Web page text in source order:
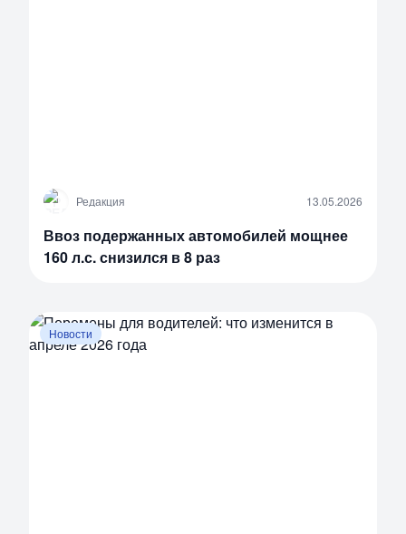
Р Редакция 13.05.2026
Ввоз подержанных автомобилей мощнее
160 л.с. снизился в 8 раз
Новости